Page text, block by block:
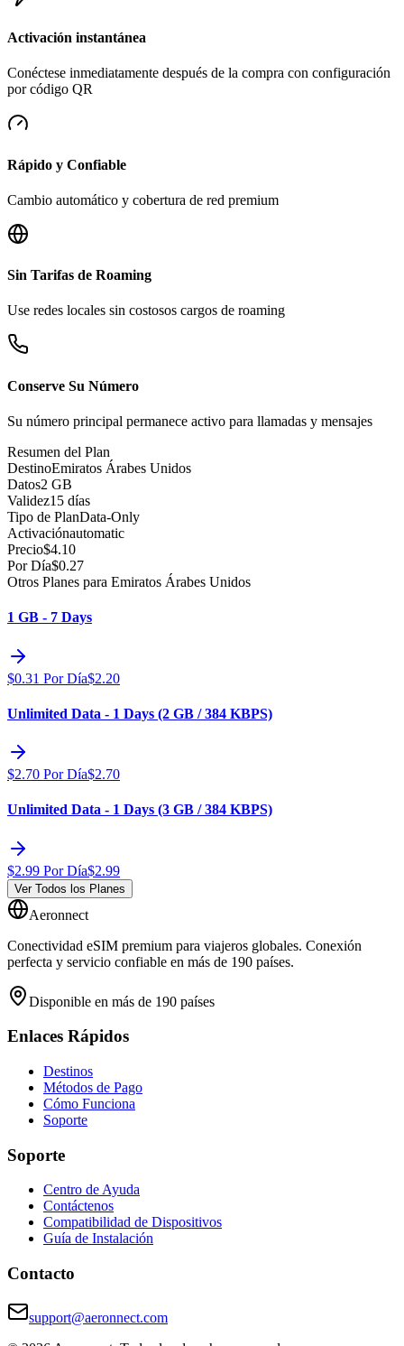
Activación instantánea
Conéctese inmediatamente después de la compra con configuración
por código QR
Rápido y Confiable
Cambio automático y cobertura de red premium
Sin Tarifas de Roaming
Use redes locales sin costosos cargos de roaming
Conserve Su Número
Su número principal permanece activo para llamadas y mensajes
Resumen del Plan
DestinoEmiratos Árabes Unidos
Datos2 GB
Validez15 días
Tipo de PlanData-Only
Activaciónautomatic
Precio$4.10
Por Día$0.27
Otros Planes para Emiratos Árabes Unidos
1 GB - 7 Days
$0.31 Por Día$2.20
Unlimited Data - 1 Days (2 GB / 384 KBPS)
$2.70 Por Día$2.70
Unlimited Data - 1 Days (3 GB / 384 KBPS)
$2.99 Por Día$2.99
Ver Todos los Planes
Aeronnect
Conectividad eSIM premium para viajeros globales. Conexión
perfecta y servicio confiable en más de 190 países.
Disponible en más de 190 países
Enlaces Rápidos
Destinos
Métodos de Pago
Cómo Funciona
Soporte
Soporte
Centro de Ayuda
Contáctenos
Compatibilidad de Dispositivos
Guía de Instalación
Contacto
support@aeronnect.com